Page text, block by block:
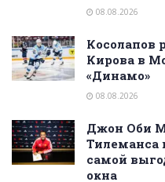
08.08.2026
Косолапов
Кирова в
«Динамо»
08.08.2026
Джон Оби
Тилеманса
самой
окна